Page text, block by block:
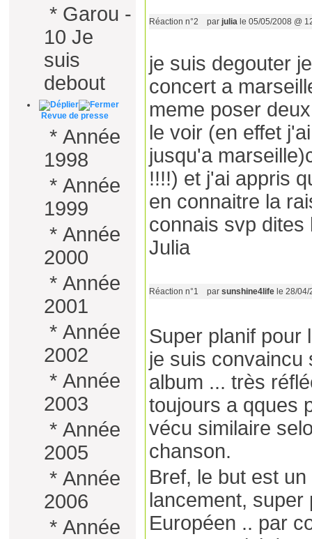
* Garou -
10 Je
suis
debout
Revue de presse
* Année
1998
* Année
1999
* Année
2000
* Année
2001
* Année
2002
* Année
2003
* Année
2005
* Année
2006
* Année
Réaction n°2 par julia le 05/05/2008 @
je suis degouter
concert a
meme poser
le voir (en effet
jusqu'a
!!!!) et j'ai appris
en connaitre la
connais svp dites
Julia
Réaction n°1 par sunshine4life le 28/
Super planif pour
je suis convaincu
album ... très
toujours a qques
vécu similaire
chanson.
Bref, le but est
lancement,
Européen .. par